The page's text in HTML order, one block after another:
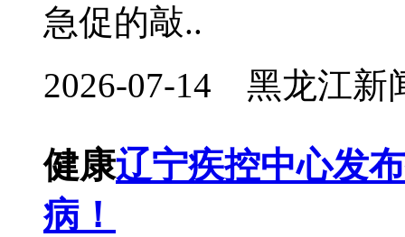
急促的敲..
2026-07-14 黑龙江
健康辽宁疾控中心发
病！